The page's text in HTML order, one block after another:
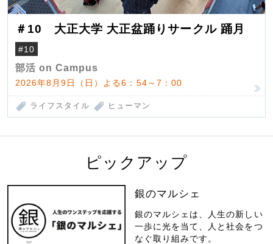
＃10 大正大学 大正盆踊りサークル 踊月
#10
部活 on Campus
2026年8月9日（日）よる6：54～7：00
ライフスタイル ヒューマン
ピックアップ
銀のマルシェ
銀のマルシェは、人生の新しい
一歩に光を当て、人と社会をつ
なぐ取り組みです。